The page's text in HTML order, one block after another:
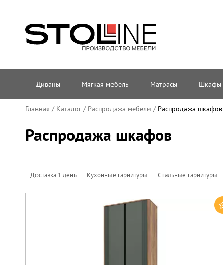
Диваны Мягкая мебель Матрасы Шкафы
Главная / Каталог/ Распродажа мебели / Распродажа шкафов
Распродажа шкафов
Доставка 1 день Кухонные гарнитуры Спальные гарнитуры